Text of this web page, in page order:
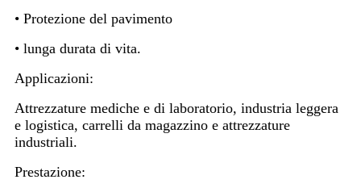
• Protezione del pavimento
• lunga durata di vita.
Applicazioni:
Attrezzature mediche e di laboratorio, industria leggera
e logistica, carrelli da magazzino e attrezzature
industriali.
Prestazione: